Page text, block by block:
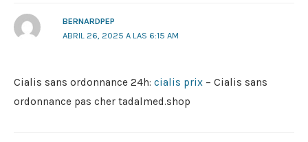
BERNARDPEP
ABRIL 26, 2025 A LAS 6:15 AM
Cialis sans ordonnance 24h: cialis prix – Cialis sans
ordonnance pas cher tadalmed.shop